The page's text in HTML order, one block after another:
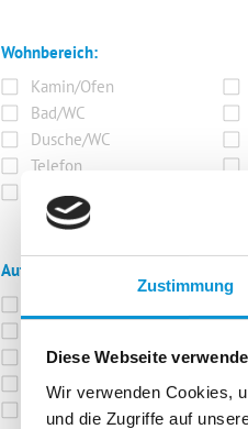
Zustimmung
Diese Webseite
Wir verwenden Cookies,
und die Zugriffe auf
Wohnbereich:
Kamin/Ofen
Bad/WC
Dusche/WC
Telefon
SAT/Kabel-TV
Außenanlage:
Liegen
Terrasse
Balkon